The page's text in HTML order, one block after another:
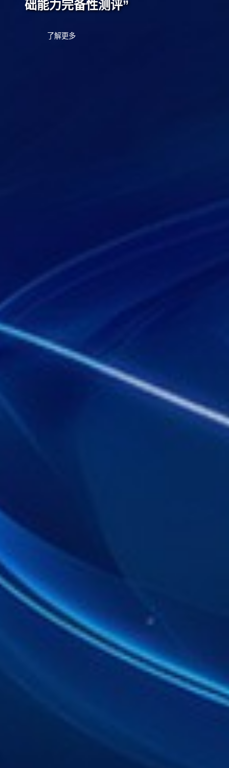
础能力完备性测评”
了解更多